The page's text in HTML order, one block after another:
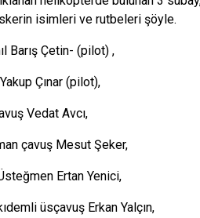
isimleri ve rutbeleri şöyle.
Barış Çetin- (pilot) ,
Çınar (pilot),
Vedat Avcı,
çavuş Mesut Şeker,
Ertan Yenici,
üsçavuş Erkan Yalçın,